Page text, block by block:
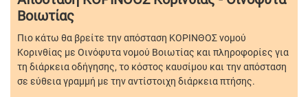
Βοιωτίας
Πιο κάτω θα βρείτε την απόσταση ΚΟΡΙΝΘΟΣ νομού
Κορινθίας με Οινόφυτα νομού Βοιωτίας και πληροφορίες για
τη διάρκεια οδήγησης, το κόστος καυσίμου και την απόσταση
σε εύθεια γραμμή με την αντίστοιχη διάρκεια πτήσης.